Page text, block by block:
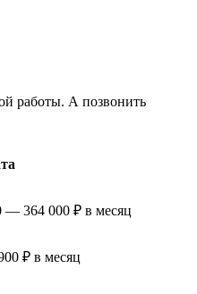
работы. А позвонить
— 364 000 ₽ в месяц
₽ в месяц